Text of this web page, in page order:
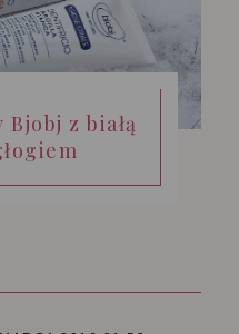
Bjobj z białą